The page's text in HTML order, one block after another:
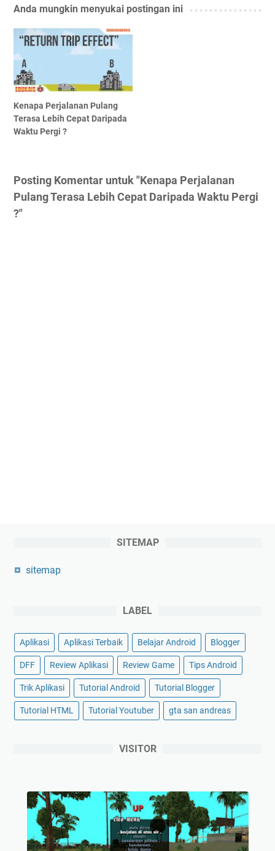
Anda mungkin menyukai postingan ini
Kenapa Perjalanan Pulang
Terasa Lebih Cepat Daripada
Waktu Pergi ?
Posting Komentar untuk "Kenapa Perjalanan
Pulang Terasa Lebih Cepat Daripada Waktu Pergi
?"
SITEMAP
sitemap
LABEL
Aplikasi Aplikasi Terbaik Belajar Android Blogger
DFF Review Aplikasi Review Game Tips Android
Trik Aplikasi Tutorial Android Tutorial Blogger
Tutorial HTML Tutorial Youtuber gta san andreas
VISITOR